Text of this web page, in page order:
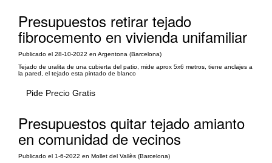
Presupuestos retirar tejado
fibrocemento en vivienda unifamiliar
Publicado el 28-10-2022 en Argentona (Barcelona)
Tejado de uralita de una cubierta del patio, mide aprox 5x6 metros, tiene anclajes a
la pared, el tejado esta pintado de blanco
Pide Precio Gratis
Presupuestos quitar tejado amianto
en comunidad de vecinos
Publicado el 1-6-2022 en Mollet del Vallès (Barcelona)